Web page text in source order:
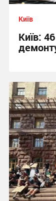
Київ
Київ:
22:18